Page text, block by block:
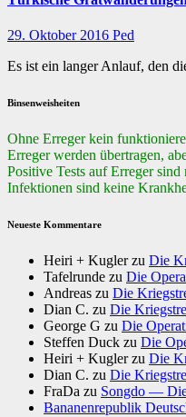
29. Oktober 2016 Ped
Es ist ein langer Anlauf, den
Binsenweisheiten
Ohne Erreger kein
Erreger werden übertragen,
Positive Tests auf Erreger
Infektionen sind keine
Neueste Kommentare
Heiri + Kuglerzu Die
Tafelrunde zu Die
Andreas zu Die
Dian C. zu Die
George G zu Die
Steffen Duck zu Die
Heiri + Kuglerzu Die
Dian C. zu Die
FraDa zu Songdo —
Bananenrepublik